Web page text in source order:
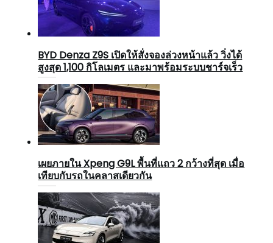
BYD Denza Z9S เปิดให้สั่งจองล่วงหน้าแล้ว วิ่งได้
สูงสุด 1,100 กิโลเมตร และมาพร้อมระบบชาร์จเร็ว
เผยภายใน Xpeng G9L พื้นที่แถว 2 กว้างที่สุด เมื่อ
เทียบกับรถในคลาสเดียวกัน